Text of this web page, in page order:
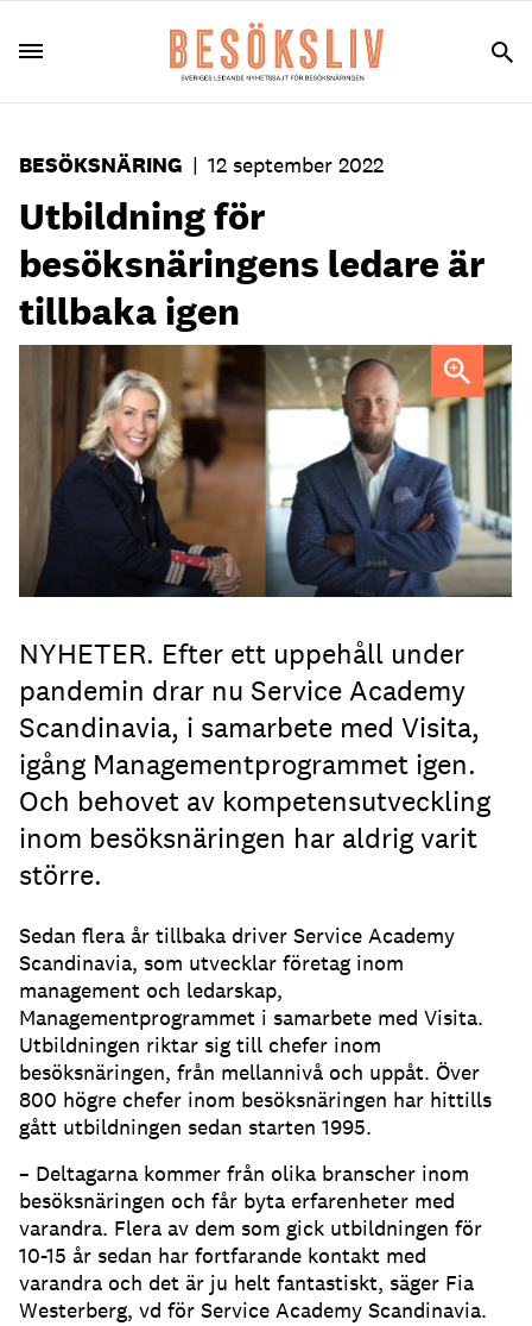
BESÖKSNÄRING | 12 september 2022
Utbildning för
besöksnäringens ledare är
tillbaka igen
Fia Westerberg, vd för Service Academy Scandinavia och
Per Keller, programansvarig och vd för Clarion Hotel
Sundsvall.
NYHETER. Efter ett uppehåll under
pandemin drar nu Service Academy
Scandinavia, i samarbete med Visita,
igång Managementprogrammet igen.
Och behovet av kompetensutveckling
inom besöksnäringen har aldrig varit
större.
Sedan flera år tillbaka driver Service Academy
Scandinavia, som utvecklar företag inom
management och ledarskap,
Managementprogrammet i samarbete med Visita.
Utbildningen riktar sig till chefer inom
besöksnäringen, från mellannivå och uppåt. Över
800 högre chefer inom besöksnäringen har hittills
gått utbildningen sedan starten 1995.
– Deltagarna kommer från olika branscher inom
besöksnäringen och får byta erfarenheter med
varandra. Flera av dem som gick utbildningen för
10-15 år sedan har fortfarande kontakt med
varandra och det är ju helt fantastiskt, säger Fia
Westerberg, vd för Service Academy Scandinavia.